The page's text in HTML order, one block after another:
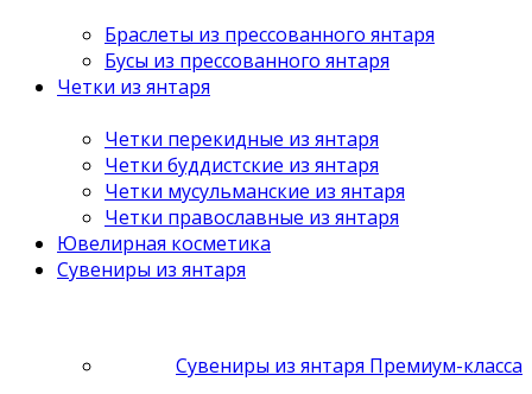
Браслеты из прессованного янтаря
Бусы из прессованного янтаря
Четки из янтаря
Четки перекидные из янтаря
Четки буддистские из янтаря
Четки мусульманские из янтаря
Четки православные из янтаря
Ювелирная косметика
Сувениры из янтаря
Сувениры из янтаря Премиум-класса